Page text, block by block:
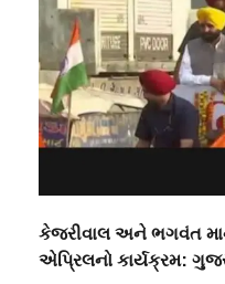
કેજરીવાલ અને ભગવંત
એપ્રિલનો કાર્યક્રમ: